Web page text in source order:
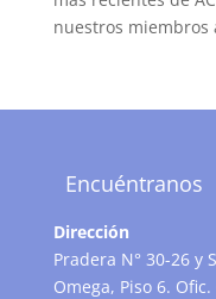
nuestros miembros
Encuéntranos
Dirección
Pradera N° 30-26 y
Omega, Piso 6.